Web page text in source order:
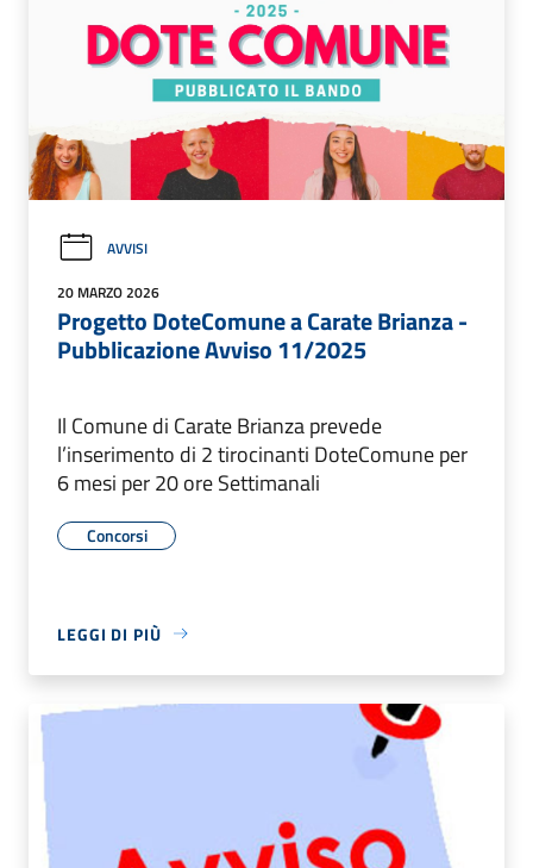
AVVISI
20 MARZO 2026
Progetto DoteComune a Carate Brianza -
Pubblicazione Avviso 11/2025
Il Comune di Carate Brianza prevede
l’inserimento di 2 tirocinanti DoteComune per
6 mesi per 20 ore Settimanali
Concorsi
LEGGI DI PIÙ